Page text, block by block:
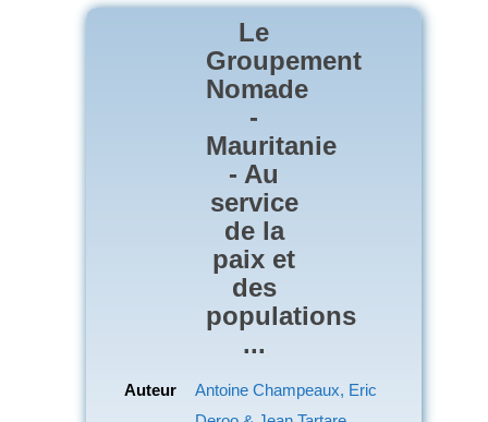
Le
Groupement
Nomade
-
Mauritanie
- Au
service
de la
paix et
des
populations
...
Auteur
Antoine Champeaux, Eric